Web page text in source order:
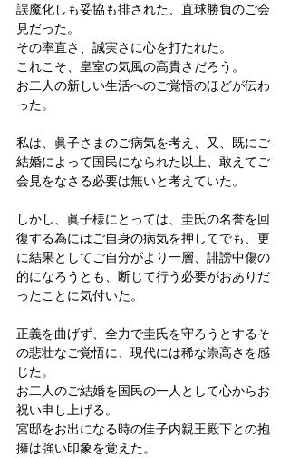
誤魔化しも妥協も排された、直球勝負のご会
見だった。
その率直さ、誠実さに心を打たれた。
これこそ、皇室の気風の高貴さだろう。
お二人の新しい生活へのご覚悟のほどが伝わ
った。
私は、眞子さまのご病気を考え、又、既にご
結婚によって国民になられた以上、敢えてご
会見をなさる必要は無いと考えていた。
しかし、眞子様にとっては、圭氏の名誉を回
復する為にはご自身の病気を押してでも、更
に結果としてご自分がより一層、誹謗中傷の
的になろうとも、断じて行う必要がおありだ
ったことに気付いた。
正義を曲げず、全力で圭氏を守ろうとするそ
の悲壮なご覚悟に、現代には稀な崇高さを感
じた。
お二人のご結婚を国民の一人として心からお
祝い申し上げる。
宮邸をお出になる時の佳子内親王殿下との抱
擁は強い印象を覚えた。